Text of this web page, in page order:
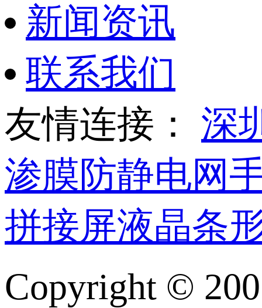
新闻资讯
联系我们
友情连接：
深
渗膜防静电网
拼接屏液晶条
Copyright ©